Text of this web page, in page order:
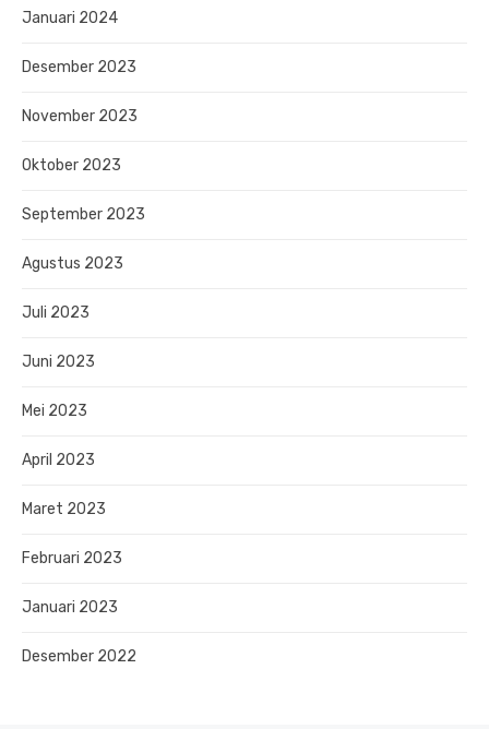
Januari 2024
Desember 2023
November 2023
Oktober 2023
September 2023
Agustus 2023
Juli 2023
Juni 2023
Mei 2023
April 2023
Maret 2023
Februari 2023
Januari 2023
Desember 2022